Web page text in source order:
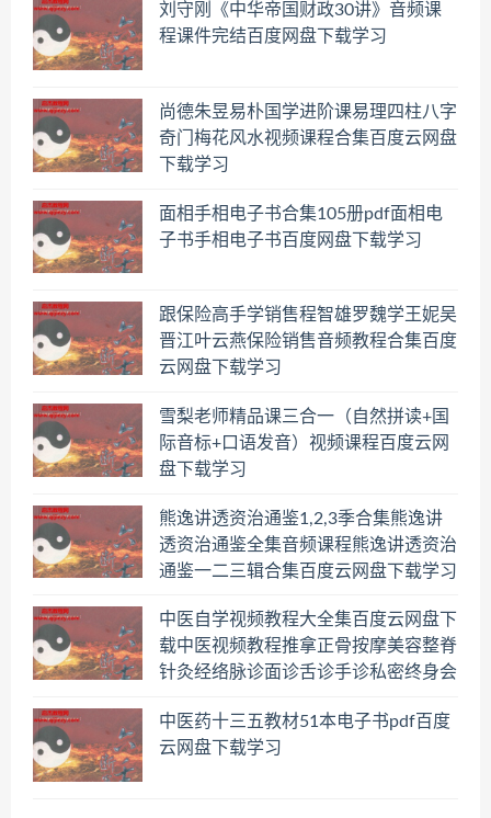
刘守刚《中华帝国财政30讲》音频课
程课件完结百度网盘下载学习
尚德朱昱易朴国学进阶课易理四柱八字
奇门梅花风水视频课程合集百度云网盘
下载学习
面相手相电子书合集105册pdf面相电
子书手相电子书百度网盘下载学习
跟保险高手学销售程智雄罗魏学王妮吴
晋江叶云燕保险销售音频教程合集百度
云网盘下载学习
雪梨老师精品课三合一（自然拼读+国
际音标+口语发音）视频课程百度云网
盘下载学习
熊逸讲透资治通鉴1,2,3季合集熊逸讲
透资治通鉴全集音频课程熊逸讲透资治
通鉴一二三辑合集百度云网盘下载学习
中医自学视频教程大全集百度云网盘下
载中医视频教程推拿正骨按摩美容整脊
针灸经络脉诊面诊舌诊手诊私密终身会
中医药十三五教材51本电子书pdf百度
云网盘下载学习